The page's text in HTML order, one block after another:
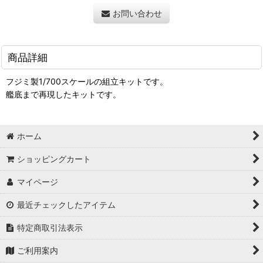
お問い合わせ
商品詳細
フジミ製1/700スケールの組立キットです。
艦底まで再現したキットです。
ホーム
ショッピングカート
マイページ
最近チェックしたアイテム
特定商取引法表示
ご利用案内